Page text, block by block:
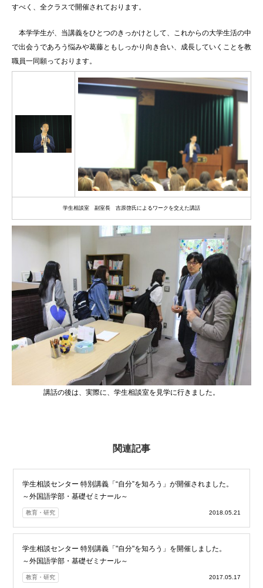
すべく、全クラスで開催されております。
本学学生が、当講義をひとつのきっかけとして、これからの大学生活の中
で出会うであろう悩みや葛藤ともしっかり向き合い、成長していくことを教
職員一同願っております。
学生相談室 副室長 吉原啓氏によるワークを交えた講話
講話の後は、実際に、学生相談室を見学に行きました。
関連記事
学生相談センター 特別講義「“自分”を知ろう」が開催されました。
～外国語学部・基礎ゼミナール～
教育・研究 2018.05.21
学生相談センター 特別講義「"自分"を知ろう」を開催しました。
～外国語学部・基礎ゼミナール～
教育・研究 2017.05.17